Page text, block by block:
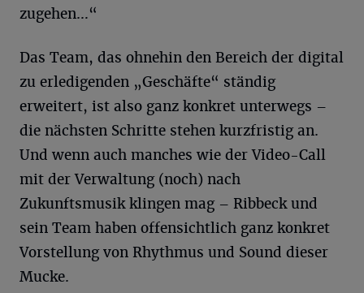
zugehen…“
Das Team, das ohnehin den Bereich der digital
zu erledigenden „Geschäfte“ ständig
erweitert, ist also ganz konkret unterwegs –
die nächsten Schritte stehen kurzfristig an.
Und wenn auch manches wie der Video-Call
mit der Verwaltung (noch) nach
Zukunftsmusik klingen mag – Ribbeck und
sein Team haben offensichtlich ganz konkret
Vorstellung von Rhythmus und Sound dieser
Mucke.